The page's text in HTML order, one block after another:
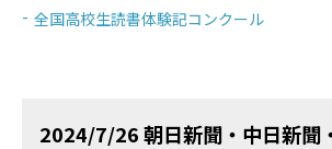
全国高校生読書体験記コンクール
2024/7/26 朝日新聞・中日新聞